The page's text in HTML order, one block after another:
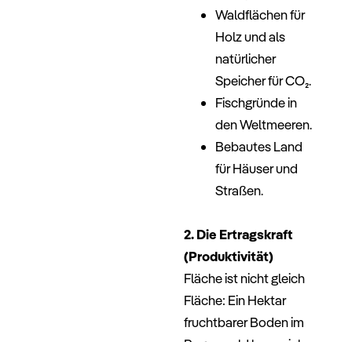
Waldflächen für
Holz und als
natürlicher
Speicher für CO₂.
Fischgründe in
den Weltmeeren.
Bebautes Land
für Häuser und
Straßen.
2. Die Ertragskraft
(Produktivität)
Fläche ist nicht gleich
Fläche: Ein Hektar
fruchtbarer Boden im